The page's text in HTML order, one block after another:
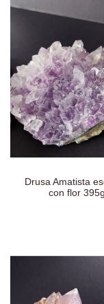
Drusa Amatista
con flor